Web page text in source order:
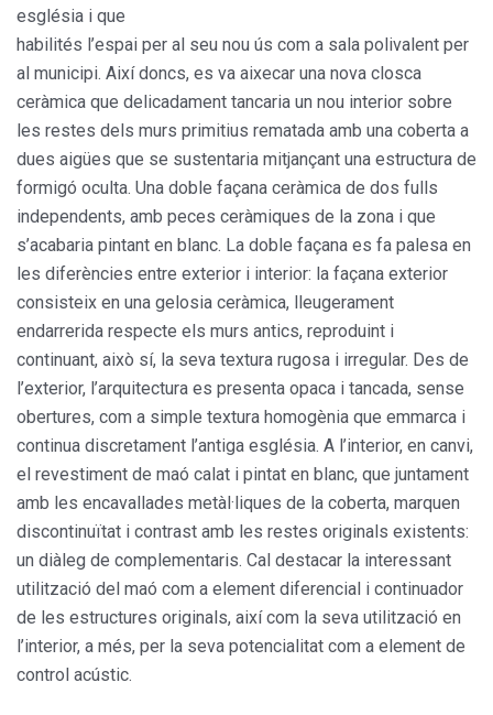
església i que
habilités l’espai per al seu nou ús com a sala polivalent per
al municipi. Així doncs, es va aixecar una nova closca
ceràmica que delicadament tancaria un nou interior sobre
les restes dels murs primitius rematada amb una coberta a
dues aigües que se sustentaria mitjançant una estructura de
formigó oculta. Una doble façana ceràmica de dos fulls
independents, amb peces ceràmiques de la zona i que
s’acabaria pintant en blanc. La doble façana es fa palesa en
les diferències entre exterior i interior: la façana exterior
consisteix en una gelosia ceràmica, lleugerament
endarrerida respecte els murs antics, reproduint i
continuant, això sí, la seva textura rugosa i irregular. Des de
l’exterior, l’arquitectura es presenta opaca i tancada, sense
obertures, com a simple textura homogènia que emmarca i
continua discretament l’antiga església. A l’interior, en canvi,
el revestiment de maó calat i pintat en blanc, que juntament
amb les encavallades metàl·liques de la coberta, marquen
discontinuïtat i contrast amb les restes originals existents:
un diàleg de complementaris. Cal destacar la interessant
utilització del maó com a element diferencial i continuador
de les estructures originals, així com la seva utilització en
l’interior, a més, per la seva potencialitat com a element de
control acústic.